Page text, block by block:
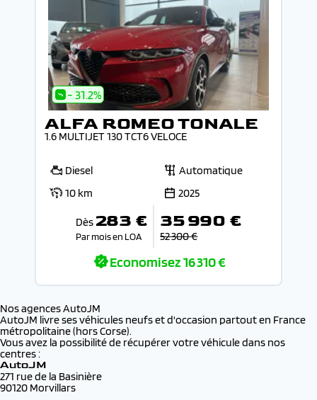
- 31.2%
ALFA ROMEO TONALE
1.6 MULTIJET 130 TCT6 VELOCE
Diesel
Automatique
10 km
2025
Dès 283 €
Par mois en LOA
35 990 €
52 300 €
Economisez16 310 €
Nos agences AutoJM
AutoJM livre ses véhicules neufs et d'occasion partout en France
métropolitaine (hors Corse).
Vous avez la possibilité de récupérer votre véhicule dans nos
centres :
AutoJM
271 rue de la Basinière
90120 Morvillars